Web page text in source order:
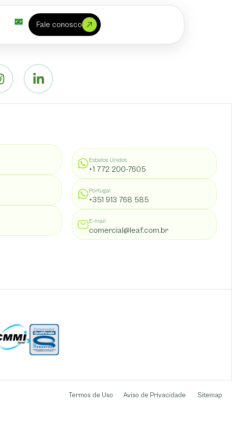
Fale conosco
Estados Unidos
+1 772 200-7605
Portugal
+351 913 768 585
E-mail
comercial@leaf.com.br
Termos de Uso Aviso de Privacidade Sitemap